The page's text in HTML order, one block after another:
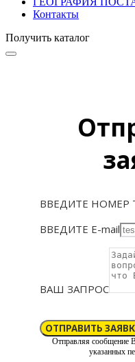
Контакты
Получить каталог
ВВЕДИТЕ НОМЕР
ВВЕДИТЕ E-mail
ВАШ ЗАПРОС
ОТПРАВИТЬ
Отправляя сообщение
указанных